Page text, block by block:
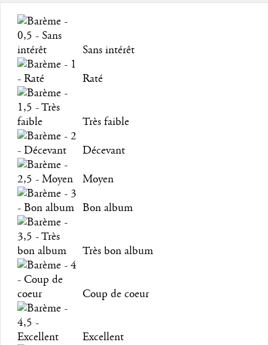
Sans intérêt
Raté
Très faible
Décevant
Moyen
Bon album
Très bon album
Coup de coeur
Excellent